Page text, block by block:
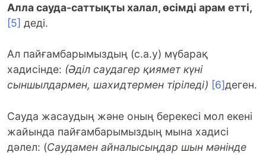
Алла сауда-саттықты халал, өсімді арам етті,
[5] деді.
Ал пайғамбарымыздың (с.а.у) мүбарақ
хадисінде: (Әділ саудагер қиямет күні
сыншылдармен, шахидтермен тіріледі) [6]деген.
Сауда жасаудың және оның берекесі мол екені
жайында пайғамбарымыздың мына хадисі
дәлел: (Саудамен айналысыңдар шын мәнінде